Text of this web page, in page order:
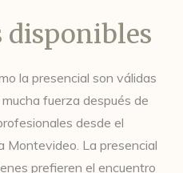
disponibles
la presencial son válidas
fuerza después de
desde el
Montevideo. La presencial
prefieren el encuentro